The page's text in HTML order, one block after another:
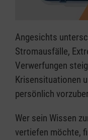
Angesichts
Stromausfälle,
Verwerfungen
Krisensituationen
persönlich
Wer sein Wissen
vertiefen möchte,